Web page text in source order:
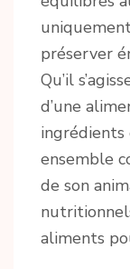
préserver
Qu’il
d’une
ingrédients
ensemble
de son
aliments